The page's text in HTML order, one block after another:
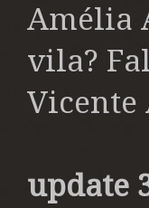
Amélia
vila?
Vicente
update